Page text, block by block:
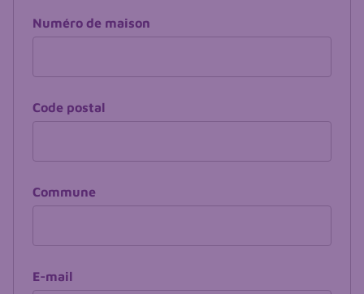
Numéro de maison
Code postal
Commune
E-mail